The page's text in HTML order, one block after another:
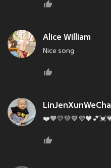
Alice William
Nice song